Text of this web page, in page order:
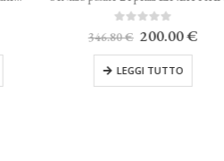
Il
originale
era:
346.80 €.
200.00 €Il
attuale
è:
200.00 €.
LEGGI TUTTO